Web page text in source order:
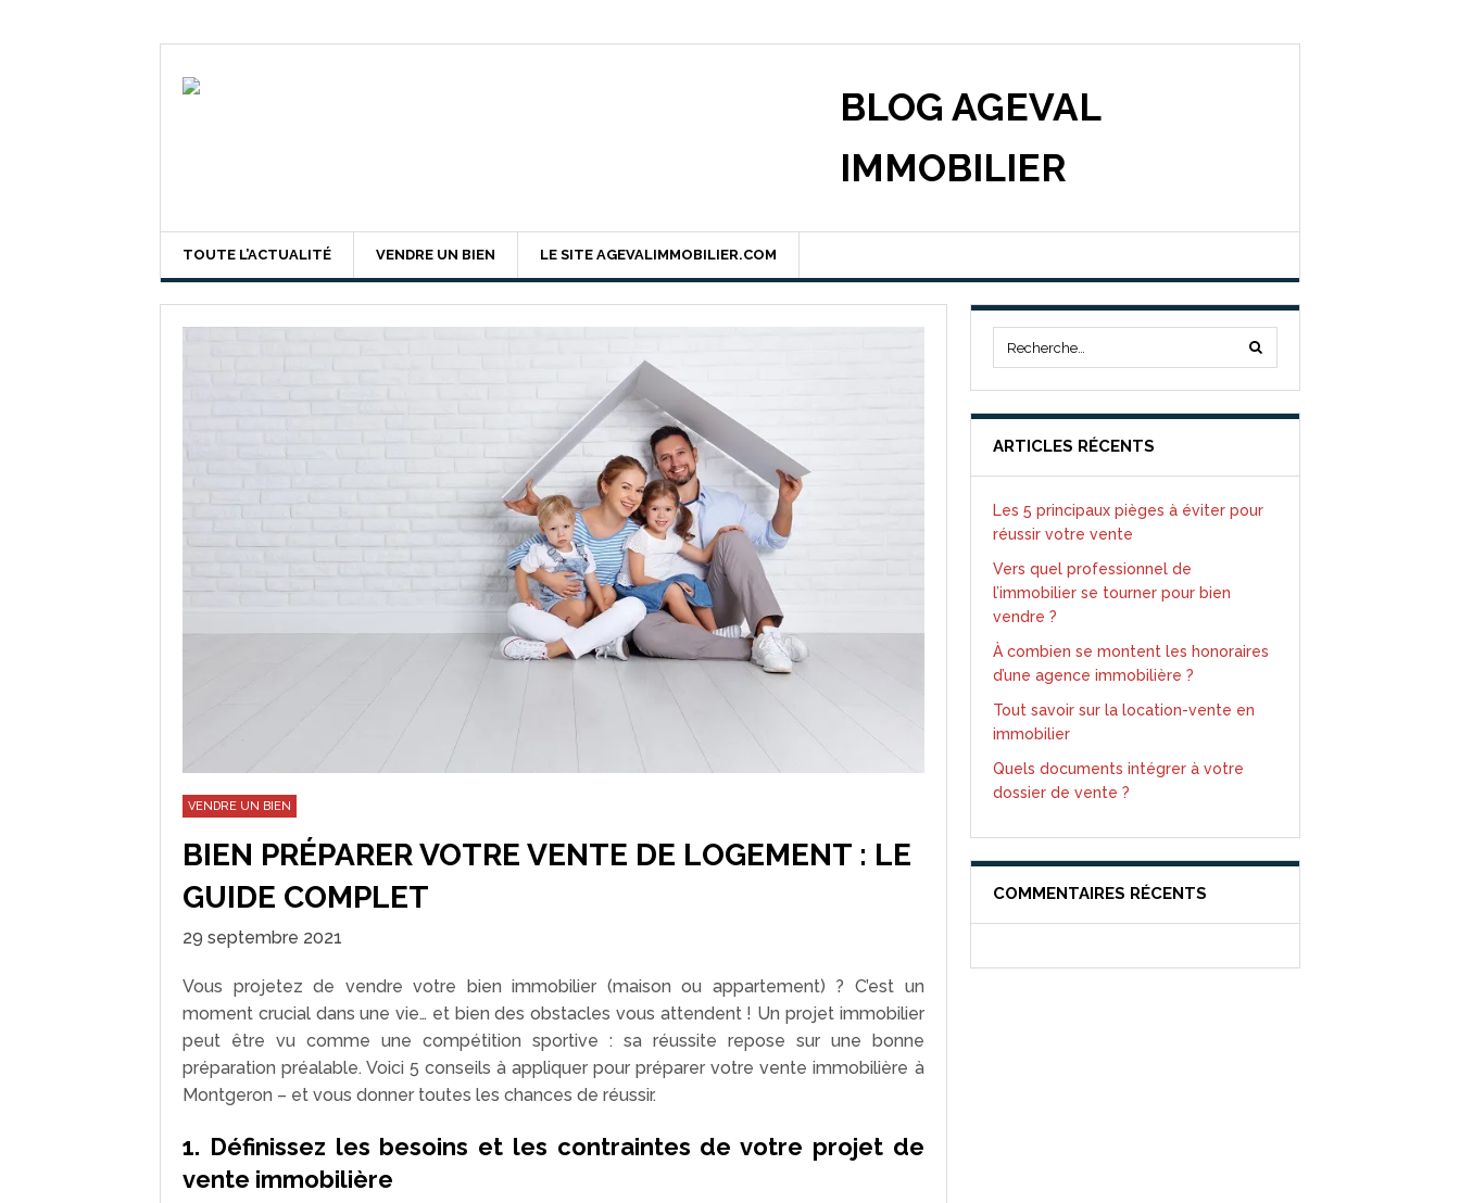
BLOG AGEVAL
IMMOBILIER
TOUTE L’ACTUALITÉ VENDRE UN BIEN LE SITE AGEVALIMMOBILIER.COM
VENDRE UN BIEN
BIEN PRÉPARER VOTRE VENTE DE LOGEMENT : LE
GUIDE COMPLET
29 septembre 2021
Vous projetez de vendre votre bien immobilier (maison ou appartement) ? C’est un
moment crucial dans une vie… et bien des obstacles vous attendent ! Un projet immobilier
peut être vu comme une compétition sportive : sa réussite repose sur une bonne
préparation préalable. Voici 5 conseils à appliquer pour préparer votre vente immobilière à
Montgeron – et vous donner toutes les chances de réussir.
1. Définissez les besoins et les contraintes de votre projet de
vente immobilière
ARTICLES RÉCENTS
Les 5 principaux pièges à éviter pour
réussir votre vente
Vers quel professionnel de
l’immobilier se tourner pour bien
vendre ?
À combien se montent les honoraires
d’une agence immobilière ?
Tout savoir sur la location-vente en
immobilier
Quels documents intégrer à votre
dossier de vente ?
COMMENTAIRES RÉCENTS